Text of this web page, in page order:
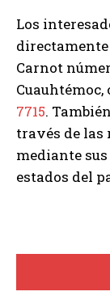
Los
directamente
Carnot
7715.
través de las
mediante
estados del